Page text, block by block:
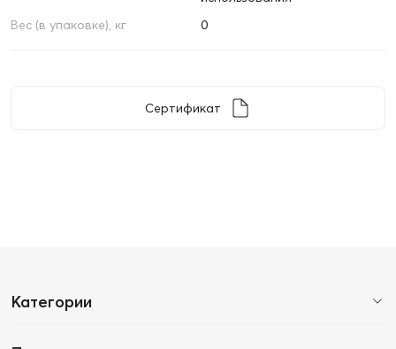
Вес (в упаковке), кг
0
Сертификат
Категории